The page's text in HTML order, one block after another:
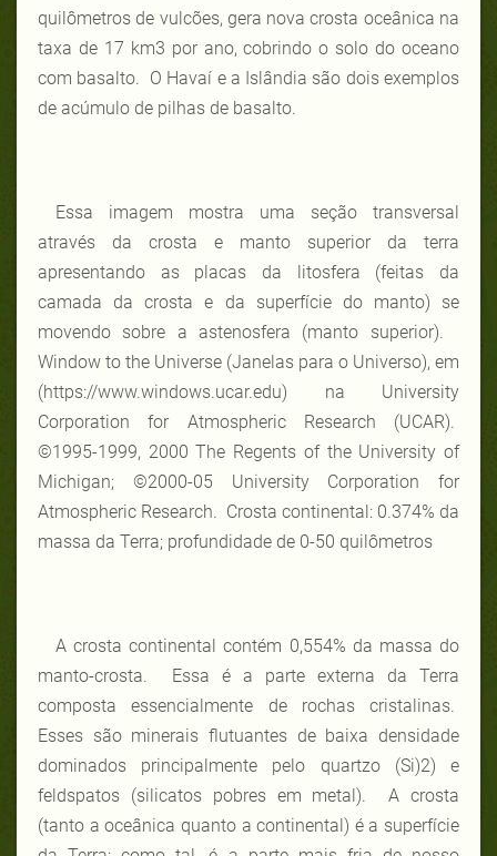
quilômetros de vulcões, gera nova crosta oceânica na
taxa de 17 km3 por ano, cobrindo o solo do oceano
com basalto. O Havaí e a Islândia são dois exemplos
de acúmulo de pilhas de basalto.
Essa imagem mostra uma seção transversal
através da crosta e manto superior da terra
apresentando as placas da litosfera (feitas da
camada da crosta e da superfície do manto) se
movendo sobre a astenosfera (manto superior).
Window to the Universe (Janelas para o Universo), em
(https://www.windows.ucar.edu) na University
Corporation for Atmospheric Research (UCAR).
©1995-1999, 2000 The Regents of the University of
Michigan; ©2000-05 University Corporation for
Atmospheric Research. Crosta continental: 0.374% da
massa da Terra; profundidade de 0-50 quilômetros
A crosta continental contém 0,554% da massa do
manto-crosta. Essa é a parte externa da Terra
composta essencialmente de rochas cristalinas.
Esses são minerais flutuantes de baixa densidade
dominados principalmente pelo quartzo (Si)2) e
feldspatos (silicatos pobres em metal). A crosta
(tanto a oceânica quanto a continental) é a superfície